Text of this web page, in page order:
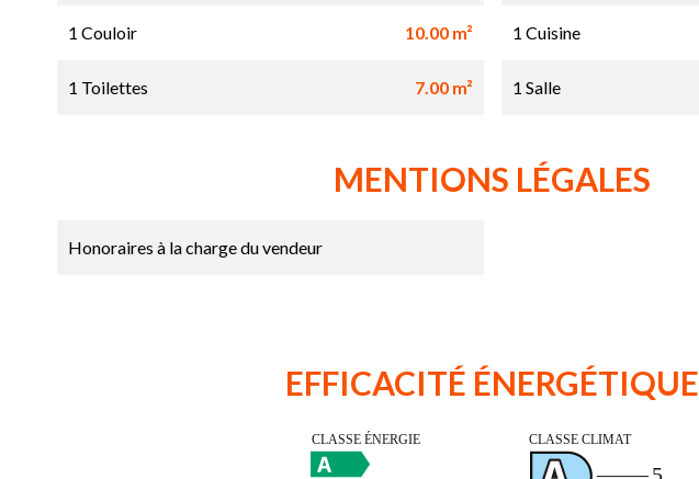
1 Couloir 10.00 m² 1 Cuisine
1 Toilettes 7.00 m² 1 Salle
MENTIONS LÉGALES
Honoraires à la charge du vendeur
EFFICACITÉ ÉNERGÉTIQUE